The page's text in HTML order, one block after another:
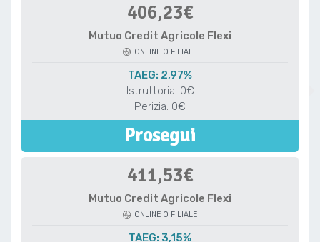
406,23€
Mutuo Credit Agricole Flexi
ONLINE O FILIALE
TAEG: 2,97%
Istruttoria: 0€
Perizia: 0€
Prosegui
411,53€
Mutuo Credit Agricole Flexi
ONLINE O FILIALE
TAEG: 3,15%